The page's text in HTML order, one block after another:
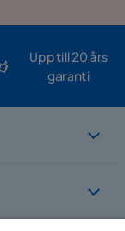
Upp till 20 års
garanti